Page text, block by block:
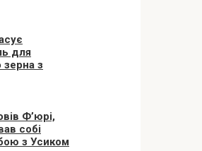
для
зерна з
Ф’юрі,
собі
з Усиком